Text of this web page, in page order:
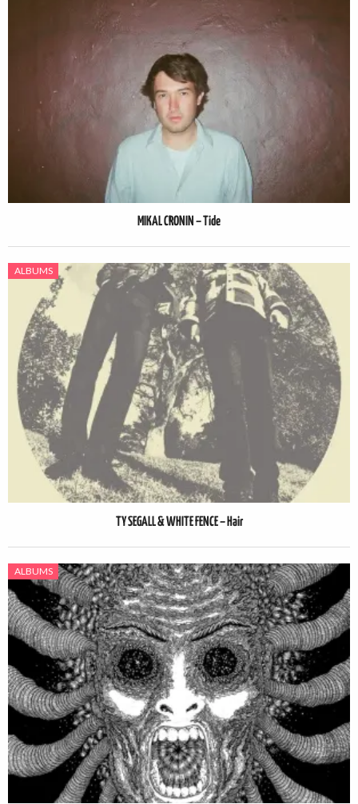
MIKAL CRONIN – Tide
ALBUMS
TY SEGALL & WHITE FENCE – Hair
ALBUMS